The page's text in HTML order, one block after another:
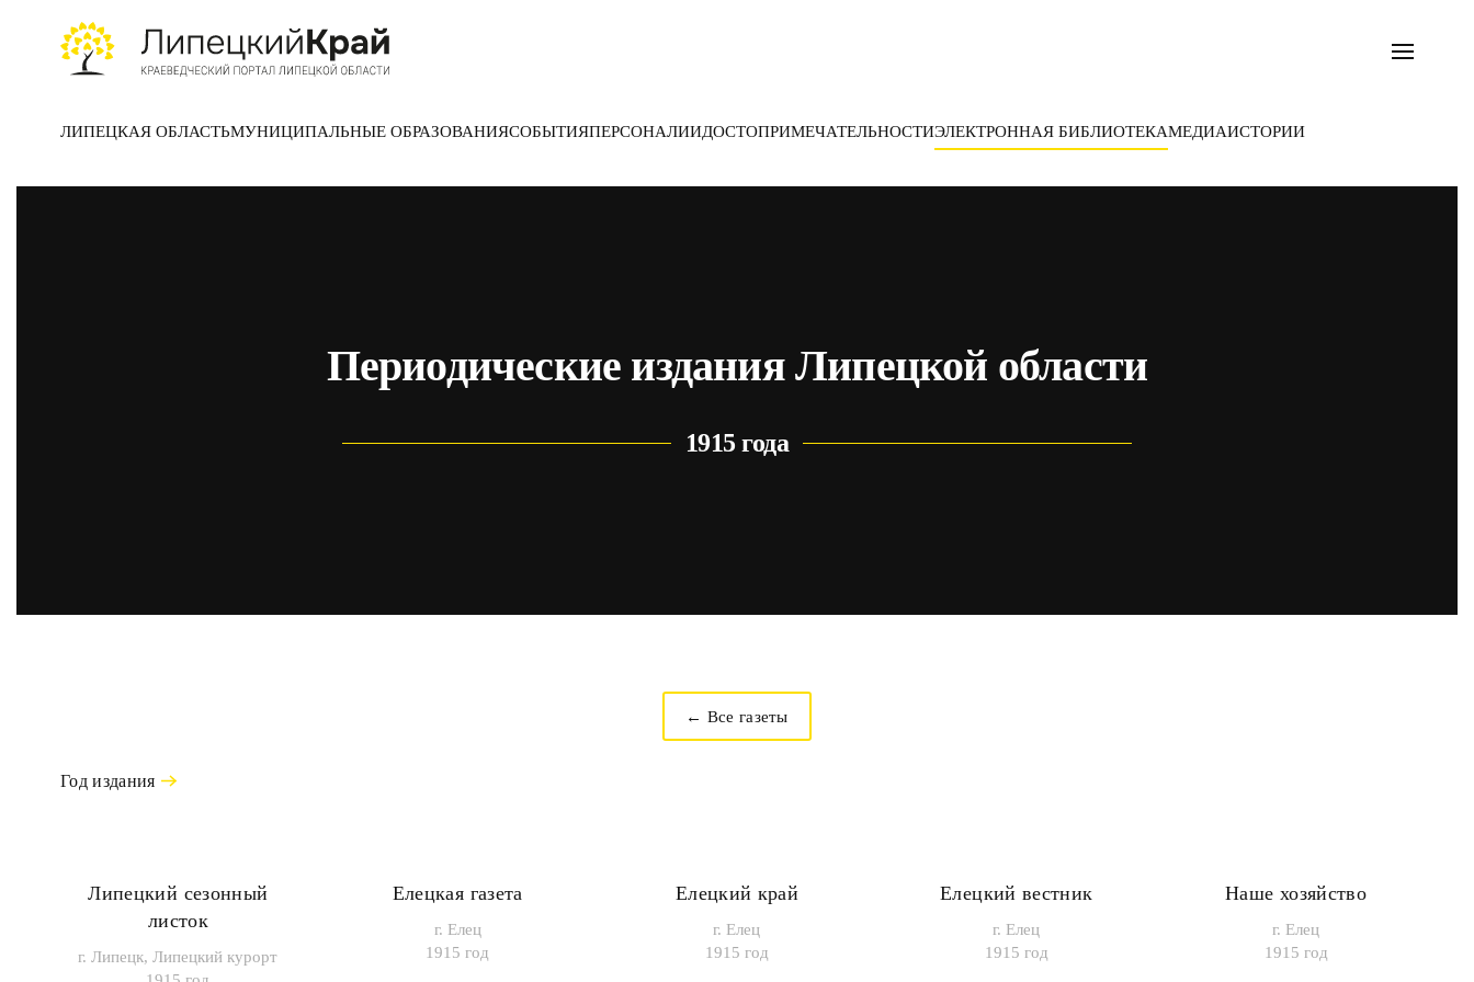
Skip to main content
ЛИПЕЦКАЯ ОБЛАСТЬМУНИЦИПАЛЬНЫЕ ОБРАЗОВАНИЯСОБЫТИЯПЕРСОНАЛИИДОСТОПРИМЕЧАТЕЛЬНОСТИЭЛЕКТРОННАЯ БИБЛИОТЕКАМЕДИАИСТОРИИ
Периодические издания Липецкой области
1915 года
← Все газеты
Год издания
Липецкий сезонный
листок
г. Липецк, Липецкий курорт
Елецкая газета
г. Елец
1915 год
Елецкий край
г. Елец
1915 год
Елецкий вестник
г. Елец
1915 год
Наше хозяйство
г. Елец
1915 год